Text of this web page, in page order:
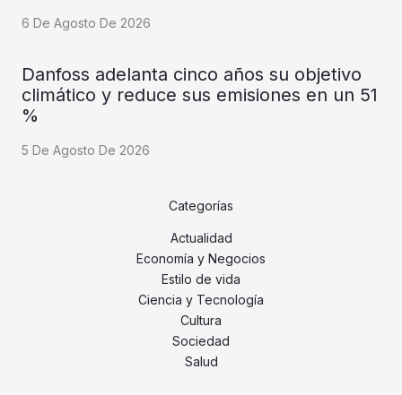
6 De Agosto De 2026
Danfoss adelanta cinco años su objetivo
climático y reduce sus emisiones en un 51
%
5 De Agosto De 2026
Categorías
Actualidad
Economía y Negocios
Estilo de vida
Ciencia y Tecnología
Cultura
Sociedad
Salud